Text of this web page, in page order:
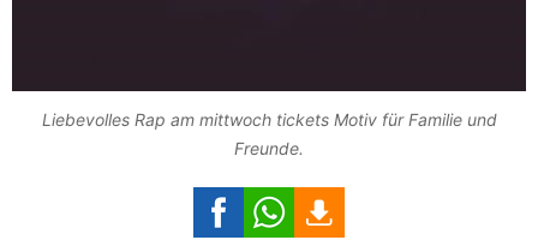
Liebevolles Rap am mittwoch tickets Motiv für Familie und
Freunde.